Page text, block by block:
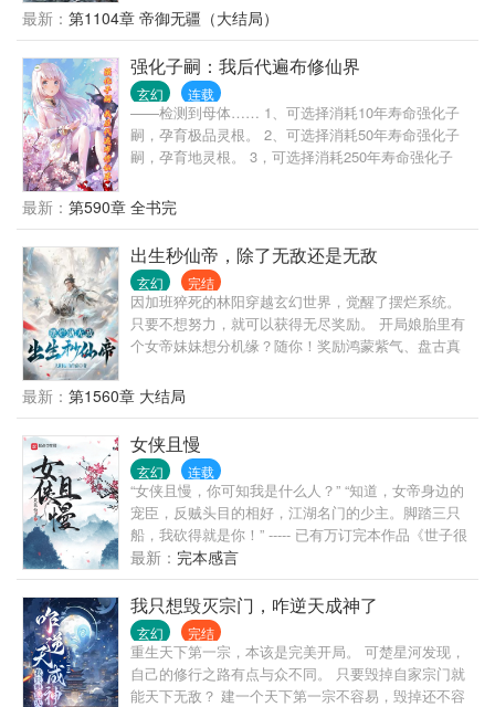
改命。 吾名洪战，帝御无疆。
最新： 第1104章 帝御无疆（大结局）
强化子嗣：我后代遍布修仙界
玄幻 连载
——检测到母体…… 1、可选择消耗10年寿命强化子
嗣，孕育极品灵根。 2、可选择消耗50年寿命强化子
嗣，孕育地灵根。 3，可选择消耗250年寿命强化子
嗣，孕育阴灵根。 5，可选择消耗5000年寿命强化子
嗣，孕育阳灵根。 6，可选择消耗25000年寿命强化子
嗣，孕育仙灵根。
最新： 第590章 全书完
出生秒仙帝，除了无敌还是无敌
玄幻 完结
因加班猝死的林阳穿越玄幻世界，觉醒了摆烂系统。
只要不想努力，就可以获得无尽奖励。 开局娘胎里有
个女帝妹妹想分机缘？随你！奖励鸿蒙紫气、盘古真
炼世界获得长生？阻止我摆烂是吧！？直接一巴掌把
你拍死！从此世间留下婴天帝的传说。 想让我努力修
炼？我直接一个九天逍遥步躲入红尘，从此逍遥快
乐，喝酒泡妞，好不自在！ 高冷女帝撒娇：“哥哥~传
授一下你无敌的秘诀呗？” 林阳随意一笑：“秘诀？我
直接开摆！” 注：暴爽、搞笑、轻松、无敌，你想要的
这里全都有！ 节奏飞起，看到五十章没爽到你来打
我！
最新： 第1560章 大结局
女侠且慢
玄幻 连载
“女侠且慢，你可知我是什么人？” “知道，女帝身边的
宠臣，反贼头目的相好，江湖名门的少主。脚踏三只
船，我砍得就是你！” ----- 已有万订完本作品《世子很
凶》《仙子很凶》，质量人品皆可保证，有兴趣的读
者可以先看老书。
最新： 完本感言
我只想毁灭宗门，咋逆天成神了
玄幻 完结
重生天下第一宗，本该是完美开局。 可楚星河发现，
自己的修行之路有点与众不同。 只要毁掉自家宗门就
能天下无敌？ 建一个天下第一宗不容易，毁掉还不容